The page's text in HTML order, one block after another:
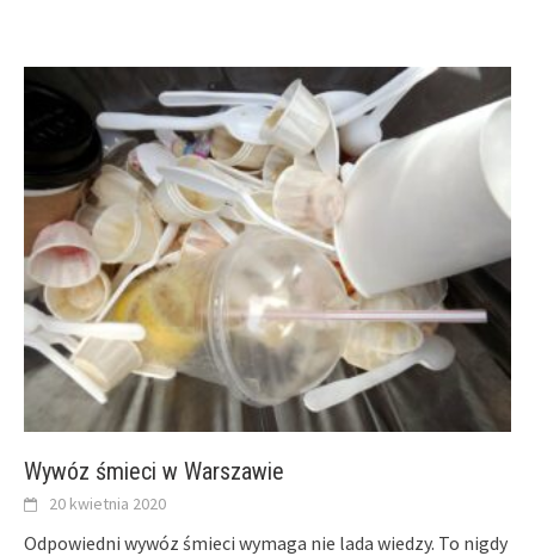
Wywóz śmieci w Warszawie
20 kwietnia 2020
Odpowiedni wywóz śmieci wymaga nie lada wiedzy. To nigdy